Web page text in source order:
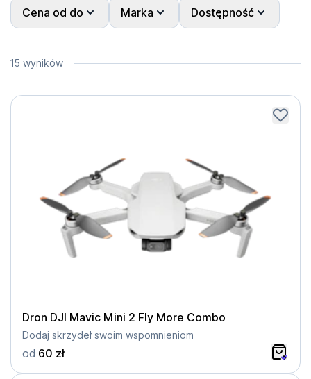
Cena od do Marka Dostępność
15 wyników
Dron DJI Mavic Mini 2 Fly More Combo
Dodaj skrzydeł swoim wspomnieniom
od 60 zł